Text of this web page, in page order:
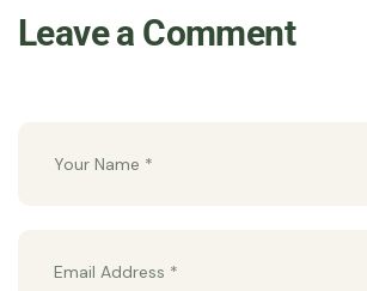
Leave a Comment